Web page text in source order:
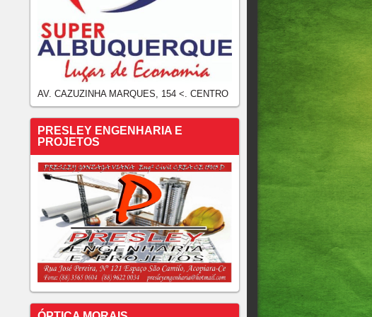
AV. CAZUZINHA MARQUES, 154 <. CENTRO
PRESLEY ENGENHARIA E
PROJETOS